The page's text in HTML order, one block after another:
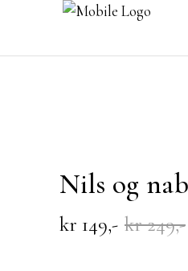
Nils og
kr249
Opprinnelig
kr 149
Nåværende